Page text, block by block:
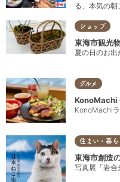
る、本気の朝
ショップ
東海市観光
夏の日のお出
グルメ
KonoMachi
KonoMachi
住まい・暮ら
東海市創造
写真展「岩合